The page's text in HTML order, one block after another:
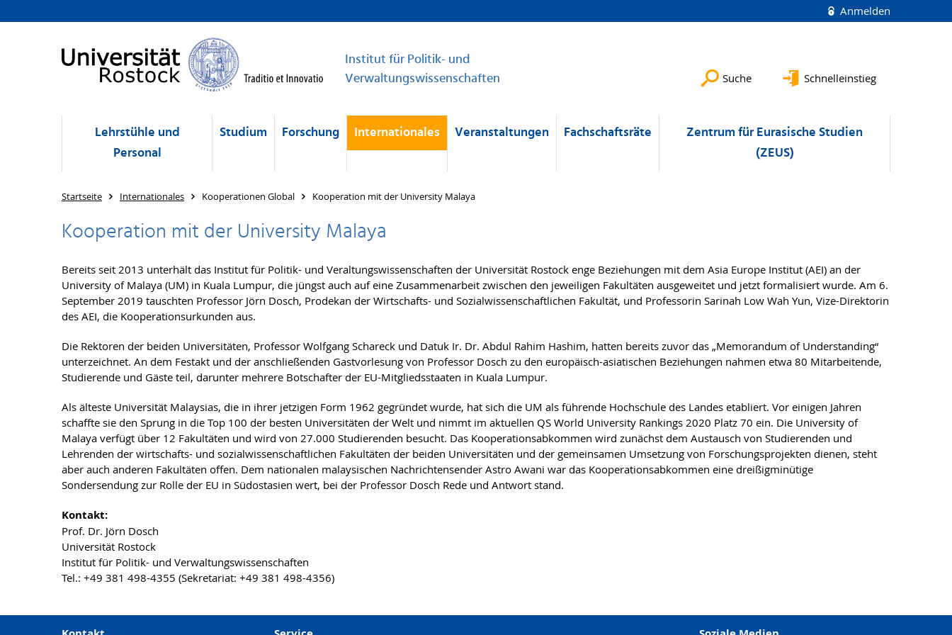
Anmelden
Institut für Politik- und
Verwaltungswissenschaften
Suche Schnelleinstieg
Lehrstühle und
Personal
Studium Forschung Internationales Veranstaltungen Fachschaftsräte
Zentrum für Eurasische Studien
(ZEUS)
Startseite Internationales Kooperationen Global Kooperation mit der University Malaya
Kooperation mit der University Malaya
Bereits seit 2013 unterhält das Institut für Politik- und Veraltungswissenschaften der Universität Rostock enge Beziehungen mit dem Asia Europe Institut (AEI) an der
University of Malaya (UM) in Kuala Lumpur, die jüngst auch auf eine Zusammenarbeit zwischen den jeweiligen Fakultäten ausgeweitet und jetzt formalisiert wurde. Am 6.
September 2019 tauschten Professor Jörn Dosch, Prodekan der Wirtschafts- und Sozialwissenschaftlichen Fakultät, und Professorin Sarinah Low Wah Yun, Vize-Direktorin
des AEI, die Kooperationsurkunden aus.
Die Rektoren der beiden Universitäten, Professor Wolfgang Schareck und Datuk Ir. Dr. Abdul Rahim Hashim, hatten bereits zuvor das „Memorandum of Understanding“
unterzeichnet. An dem Festakt und der anschließenden Gastvorlesung von Professor Dosch zu den europäisch-asiatischen Beziehungen nahmen etwa 80 Mitarbeitende,
Studierende und Gäste teil, darunter mehrere Botschafter der EU-Mitgliedsstaaten in Kuala Lumpur.
Als älteste Universität Malaysias, die in ihrer jetzigen Form 1962 gegründet wurde, hat sich die UM als führende Hochschule des Landes etabliert. Vor einigen Jahren
schaffte sie den Sprung in die Top 100 der besten Universitäten der Welt und nimmt im aktuellen QS World University Rankings 2020 Platz 70 ein. Die University of
Malaya verfügt über 12 Fakultäten und wird von 27.000 Studierenden besucht. Das Kooperationsabkommen wird zunächst dem Austausch von Studierenden und
Lehrenden der wirtschafts- und sozialwissenschaftlichen Fakultäten der beiden Universitäten und der gemeinsamen Umsetzung von Forschungsprojekten dienen, steht
aber auch anderen Fakultäten offen. Dem nationalen malaysischen Nachrichtensender Astro Awani war das Kooperationsabkommen eine dreißigminütige
Sondersendung zur Rolle der EU in Südostasien wert, bei der Professor Dosch Rede und Antwort stand.
Kontakt:
Prof. Dr. Jörn Dosch
Universität Rostock
Institut für Politik- und Verwaltungswissenschaften
Tel.: +49 381 498-4355 (Sekretariat: +49 381 498-4356)